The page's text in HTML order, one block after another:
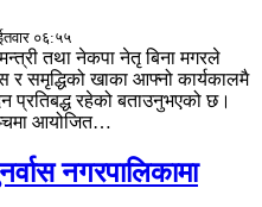
०६:५५
तथा नेकपा नेतृ बिना मगरले
र समृद्धिको खाका आफ्नो कार्यकालमै
प्रतिबद्ध रहेको बताउनुभएको छ।
आयोजित…
नगरपालिकामा